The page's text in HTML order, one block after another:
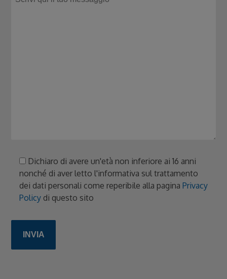
Dichiaro di avere un'età non inferiore ai 16 anni
nonché di aver letto l'informativa sul trattamento
dei dati personali come reperibile alla paginaPrivacy
Policy di questo sito